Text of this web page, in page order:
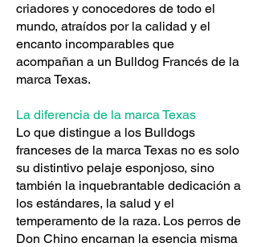
criadores y conocedores de todo el
mundo, atraídos por la calidad y el
encanto incomparables que
acompañan a un Bulldog Francés de la
marca Texas.
La diferencia de la marca Texas
Lo que distingue a los Bulldogs
franceses de la marca Texas no es solo
su distintivo pelaje esponjoso, sino
también la inquebrantable dedicación a
los estándares, la salud y el
temperamento de la raza. Los perros de
Don Chino encarnan la esencia misma